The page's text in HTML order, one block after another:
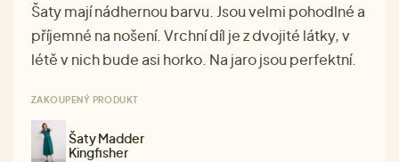
Šaty mají nádhernou barvu. Jsou velmi pohodlné a
příjemné na nošení. Vrchní díl je z dvojité látky, v
létě v nich bude asi horko. Na jaro jsou perfektní.
ZAKOUPENÝ PRODUKT
Šaty Madder
Kingfisher